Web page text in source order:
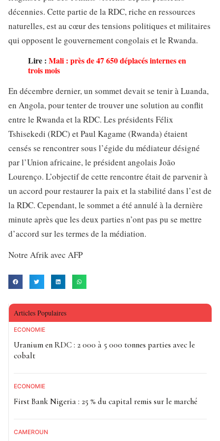
décennies. Cette partie de la RDC, riche en ressources
naturelles, est au cœur des tensions politiques et militaires
qui opposent le gouvernement congolais et le Rwanda.
Lire : Mali : près de 47 650 déplacés internes en
trois mois
En décembre dernier, un sommet devait se tenir à Luanda,
en Angola, pour tenter de trouver une solution au conflit
entre le Rwanda et la RDC. Les présidents Félix
Tshisekedi (RDC) et Paul Kagame (Rwanda) étaient
censés se rencontrer sous l’égide du médiateur désigné
par l’Union africaine, le président angolais João
Lourenço. L’objectif de cette rencontre était de parvenir à
un accord pour restaurer la paix et la stabilité dans l’est de
la RDC. Cependant, le sommet a été annulé à la dernière
minute après que les deux parties n’ont pas pu se mettre
d’accord sur les termes de la médiation.
Notre Afrik avec AFP
Articles Populaires
ECONOMIE
Uranium en RDC : 2 000 à 5 000 tonnes parties avec le
cobalt
ECONOMIE
First Bank Nigeria : 25 % du capital remis sur le marché
CAMEROUN